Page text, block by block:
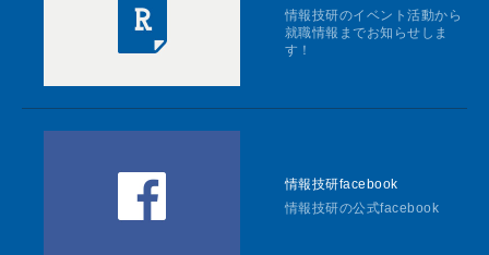
情報技研のイベント活動から
就職情報までお知らせしま
す！
情報技研facebook
情報技研の公式facebook